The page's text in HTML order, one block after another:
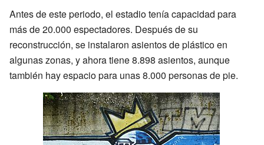
Antes de este periodo, el estadio tenía capacidad para
más de 20.000 espectadores. Después de su
reconstrucción, se instalaron asientos de plástico en
algunas zonas, y ahora tiene 8.898 asientos, aunque
también hay espacio para unas 8.000 personas de pie.